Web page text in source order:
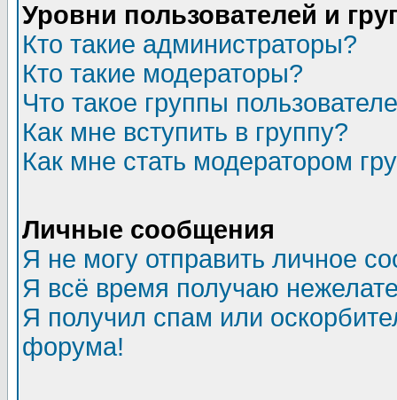
Уровни пользователей и
Кто такие администраторы?
Кто такие модераторы?
Что такое группы
Как мне вступить в группу?
Как мне стать модератором
Личные сообщения
Я не могу отправить личное
Я всё время получаю
Я получил спам или
форума!